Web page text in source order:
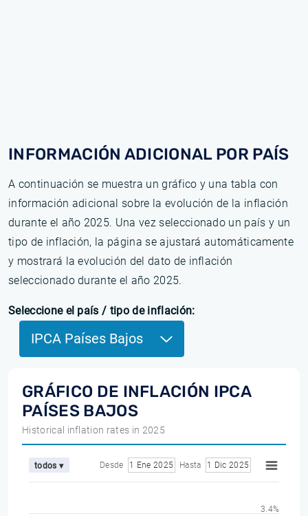
INFORMACIÓN ADICIONAL POR PAÍS
A continuación se muestra un gráfico y una tabla con
información adicional sobre la evolución de la inflación
durante el año 2025. Una vez seleccionado un país y un
tipo de inflación, la página se ajustará automáticamente
y mostrará la evolución del dato de inflación
seleccionado durante el año 2025.
Seleccione el país / tipo de inflación:
IPCA Países Bajos
GRÁFICO DE INFLACIÓN IPCA
PAÍSES BAJOS
Historical inflation rates in 2025
todos ▾ Desde 1 Ene 2025 Hasta 1 Dic 2025
3.4%